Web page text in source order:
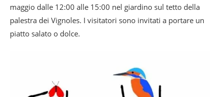
maggio dalle 12:00 alle 15:00 nel giardino sul tetto della
palestra dei Vignoles. I visitatori sono invitati a portare un
piatto salato o dolce.